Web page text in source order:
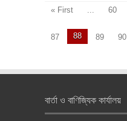
« First 60
87
88 89 90
বার্তা ও বাণিজ্যিক কার্যালয়